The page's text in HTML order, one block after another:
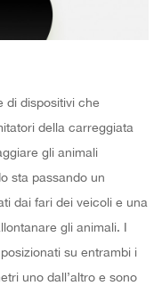
di dispositivi che
della carreggiata
gli animali
sta passando un
dai fari dei veicoli e una
gli animali. I
su entrambi i
uno dall’altro e sono